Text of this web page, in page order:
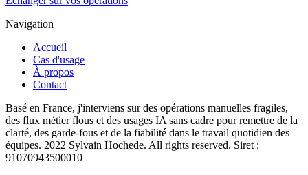
Navigation
Accueil
Cas d'usage
À propos
Contact
Basé en France, j'interviens sur des opérations manuelles fragiles,
des flux métier flous et des usages IA sans cadre pour remettre de la
clarté, des garde-fous et de la fiabilité dans le travail quotidien des
équipes. 2022 Sylvain Hochede. All rights reserved. Siret :
91070943500010